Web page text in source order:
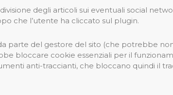
degli articoli sui eventuali social
che l’utente ha cliccato sul plugin.
parte del gestore del sito (che potrebbe
bloccare cookie essenziali per il
anti-traccianti, che bloccano quindi il